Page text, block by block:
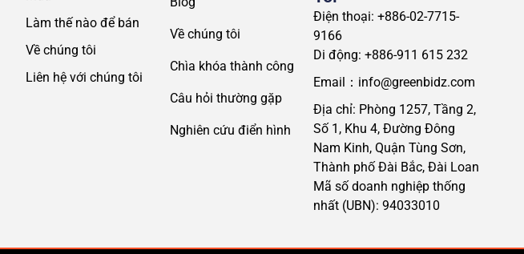
Làm thế nào để bán
Về chúng tôi
Liên hệ với chúng tôi
Về chúng tôi
Chìa khóa thành công
Câu hỏi thường gặp
Nghiên cứu điển hình
Điện thoại: +886-02-7715-
9166
Di động: +886-911 615 232
Email：info@greenbidz.com
Địa chỉ: Phòng 1257, Tầng 2,
Số 1, Khu 4, Đường Đông
Nam Kinh, Quận Tùng Sơn,
Thành phố Đài Bắc, Đài Loan
Mã số doanh nghiệp thống
nhất (UBN): 94033010